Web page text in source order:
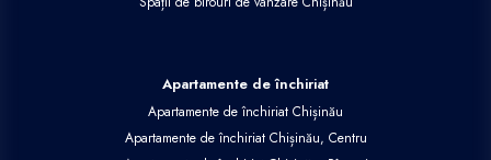
Apartamente de închiriat
Apartamente de închiriat Chișinău
Apartamente de închiriat Chișinău, Centru